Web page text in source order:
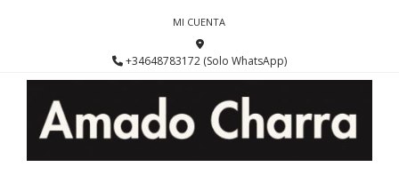
MI CUENTA
+34648783172 (Solo WhatsApp)